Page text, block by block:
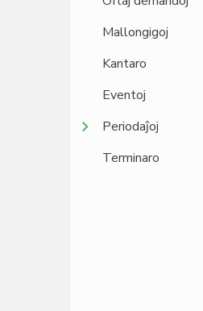
Mallongigoj
Kantaro
Eventoj
Periodaĵoj
Terminaro